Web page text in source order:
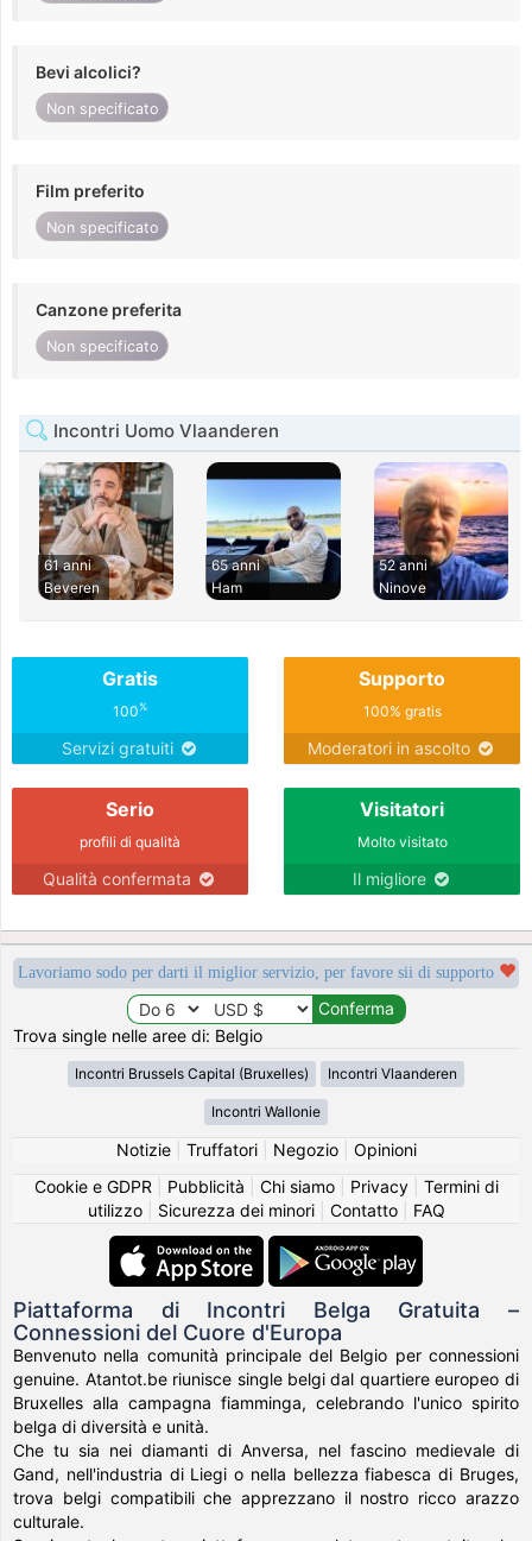
Bevi alcolici?
Non specificato
Film preferito
Non specificato
Canzone preferita
Non specificato
Incontri Uomo Vlaanderen
61 anni
Beveren
65 anni
Ham
52 anni
Ninove
Gratis
100%
Servizi gratuiti
Supporto
100% gratis
Moderatori in ascolto
Serio
profili di qualità
Qualità confermata
Visitatori
Molto visitato
Il migliore
Lavoriamo sodo per darti il miglior servizio, per favore sii di supporto
Trova single nelle aree di: Belgio
Incontri Brussels Capital (Bruxelles) Incontri Vlaanderen
Incontri Wallonie
Notizie| Truffatori| Negozio| Opinioni
Cookie e GDPR
Pubblicità Chi siamo| Privacy| Termini di
utilizzo| Sicurezza dei minori| Contatto| FAQ
Piattaforma di Incontri Belga Gratuita –
Connessioni del Cuore d'Europa
Benvenuto nella comunità principale del Belgio per connessioni
genuine. Atantot.be riunisce single belgi dal quartiere europeo di
Bruxelles alla campagna fiamminga, celebrando l'unico spirito
belga di diversità e unità.
Che tu sia nei diamanti di Anversa, nel fascino medievale di
Gand, nell'industria di Liegi o nella bellezza fiabesca di Bruges,
trova belgi compatibili che apprezzano il nostro ricco arazzo
culturale.